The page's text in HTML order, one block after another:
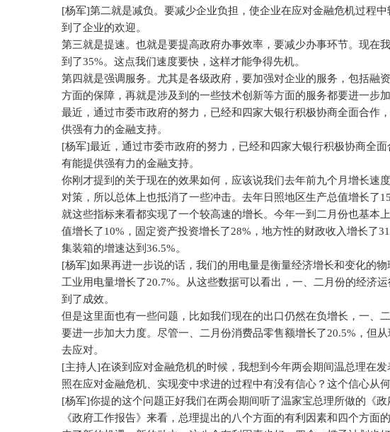
[杨军]第二就是减负。要减少企业负担，使企业在应对金融危机过程
到了企业的欢迎。
第三就是提速。也就是要提高政府办事效率，要减少办事环节。现在
到了35%。这点我们速度要快，这样才能争得先机。
第四就是强调服务。尤其是各级政府，要加强对企业的服务，包括融
方面的保障，再就是涉及到的一些技术创新等方面的服务都要进一步加
最近，通过市委市政府的努力，已经和四家大银行积极协商全面合作
供强有力的金融支持。
[杨军]最近，通过市委市政府的努力，已经和四家大银行积极协商全面
有能提供强有力的金融支持。
你刚才提到的关于现在的效果如何，应该说我们去年前九个月增长速
对策，所以总体上也抵消了一些冲击。去年日照地区生产总值增长了
就这些指标来看都实现了一个较高速的增长。今年一到二月份也基本
值增长了10% ，固定资产投资增长了28% ，地方性的财政收入增长了
集装箱的增速达到 36.5%。
[杨军]如果再进一步说的话，我们的用电量是衡量经济增长和变化的
工业用电量增长了20.7%。从这些数据可以看出，一、二月份的经济
到了成效。
但是这里面也有一些问题，比如我们现在的出口仍然在负增长，一、
要进一步加大力度。尽管一、二月份消费品零售额增长了20.5% ，但
去应对。
[主持人]在谈到应对金融危机的时候，我想到今年两会期间温总理在
照在应对金融危机、实现变中求进的过程中有没有信心？这个信心从
[杨军]你提的这个问题正好我们在两会期间听了温家宝总理所做的《
《政府工作报告》来看，总理提出的八个方面的有利因素和四个方